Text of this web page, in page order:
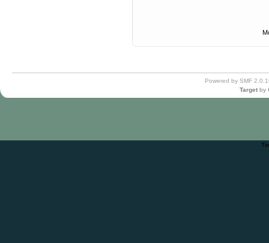
Powered by SMF
Target by